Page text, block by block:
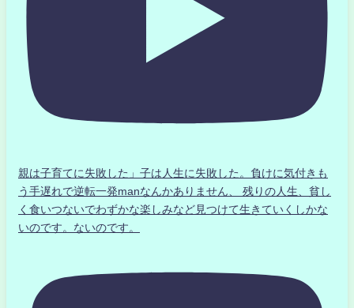
親は子育てに失敗した」子は人生に失敗した。負けに気付きも
う手遅れで逆転一発manなんかありません、 残りの人生、貧し
く食いつないでわずかな楽しみなど見つけて生きていくしかな
いのです。ないのです。